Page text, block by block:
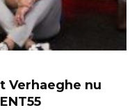
Verhaeghe nu